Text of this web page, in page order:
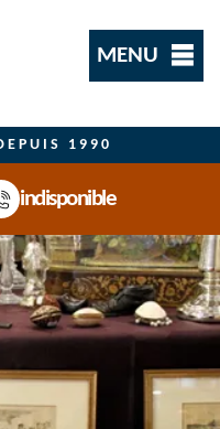
MENU
1990
indisponible